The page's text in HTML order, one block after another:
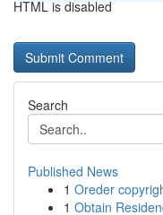
HTML is disabled
Search
Published News
1 Oreder
1 Obtain